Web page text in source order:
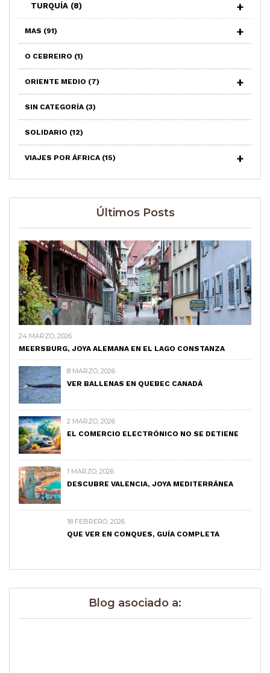
TURQUÍA (8)
MAS (91)
O CEBREIRO (1)
ORIENTE MEDIO (7)
SIN CATEGORÍA (3)
SOLIDARIO (12)
VIAJES POR ÁFRICA (15)
Últimos Posts
24 MARZO, 2026
MEERSBURG, JOYA ALEMANA EN EL LAGO CONSTANZA
8 MARZO, 2026
VER BALLENAS EN QUEBEC CANADÁ
2 MARZO, 2026
EL COMERCIO ELECTRÓNICO NO SE DETIENE
1 MARZO, 2026
DESCUBRE VALENCIA, JOYA MEDITERRÁNEA
18 FEBRERO, 2026
QUE VER EN CONQUES, GUÍA COMPLETA
Blog asociado a: